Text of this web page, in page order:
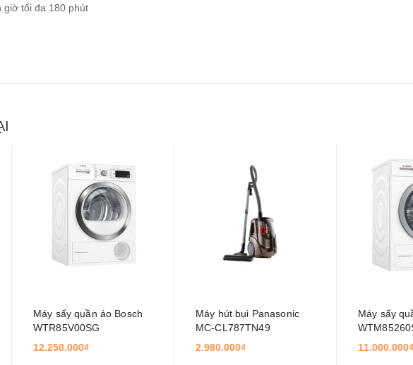
giờ tối đa 180 phút
Máy sấy quần áo Bosch
WTR85V00SG
12.250.000₫
Máy hút bụi Panasonic
MC-CL787TN49
2.980.000₫
Máy sấy
11.000.000₫